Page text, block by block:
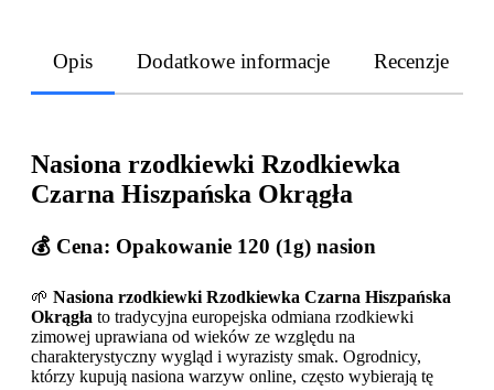
Opis Dodatkowe informacje Recenzje
Nasiona rzodkiewki Rzodkiewka
Czarna Hiszpańska Okrągła
💰 Cena: Opakowanie 120 (1g) nasion
🌱 Nasiona rzodkiewki Rzodkiewka Czarna Hiszpańska
Okrągła to tradycyjna europejska odmiana rzodkiewki
zimowej uprawiana od wieków ze względu na
charakterystyczny wygląd i wyrazisty smak. Ogrodnicy,
którzy kupują nasiona warzyw online, często wybierają tę